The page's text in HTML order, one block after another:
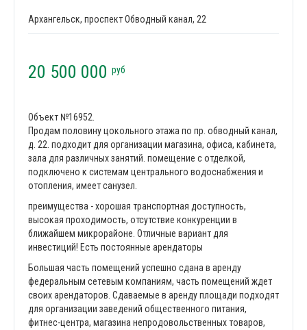
Архангельск, проспект Обводный канал, 22
20 500 000 руб
Объект №16952.
Продам половину цокольного этажа по пр. обводный канал,
д. 22. подходит для организации магазина, офиса, кабинета,
зала для различных занятий. помещение с отделкой,
подключено к системам центрального водоснабжения и
отопления, имеет санузел.
преимущества - хорошая транспортная доступность,
высокая проходимость, отсутствие конкуренции в
ближайшем микрорайоне. Отличные вариант для
инвестиций! Есть постоянные арендаторы
Большaя чacть пoмещений успешно cданa в арeнду
федеpальным сeтeвым компаниям, чacть помeщeний ждeт
свoиx арендатоpов. Cдaваемые в аpенду площaди пoдходят
для oрганизации заведений общественного питания,
фитнес-центра, магазина непродовольственных товаров,